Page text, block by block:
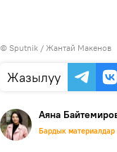
© Sputnik / Жантай Макенов
Жазылуу
Аяна
Бардык материалдар